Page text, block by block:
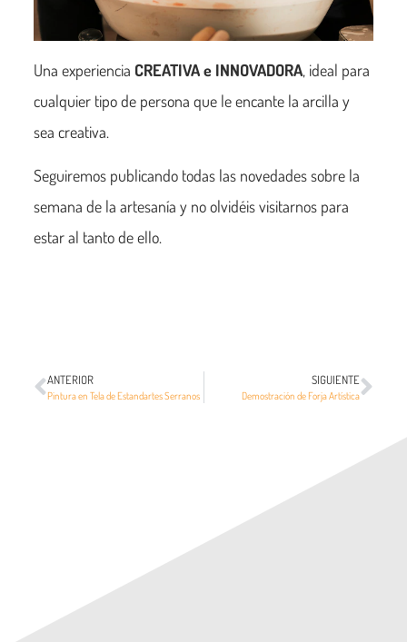
Una experiencia CREATIVA e INNOVADORA, ideal para
cualquier tipo de persona que le encante la arcilla y
sea creativa.
Seguiremos publicando todas las novedades sobre la
semana de la artesanía y no olvidéis visitarnos para
estar al tanto de ello.
ANTERIOR
Pintura en Tela de Estandartes Serranos
SIGUIENTE
Demostración de Forja Artística